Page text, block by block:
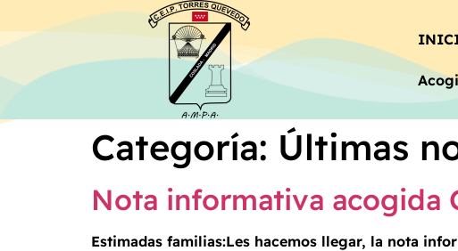
Categoría: Últimas
Nota informativa acogida
Estimadas familias:Les hacemos llegar, la nota